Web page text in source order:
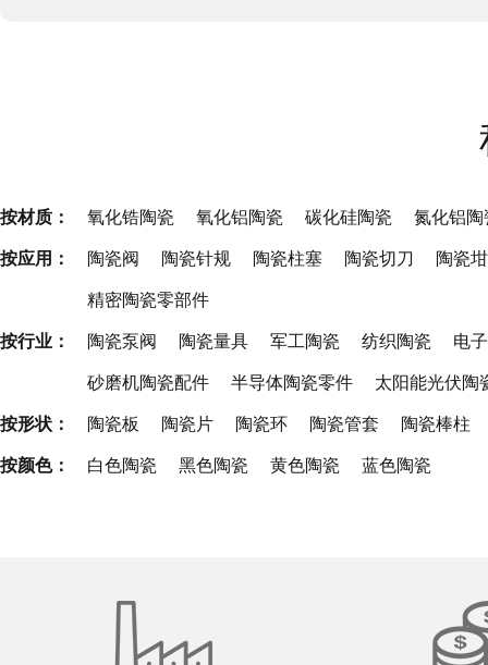
按材质： 氧化锆陶瓷 氧化铝陶瓷 碳化硅陶瓷 氮化铝陶
按应用： 陶瓷阀 陶瓷针规 陶瓷柱塞 陶瓷切刀 陶瓷
精密陶瓷零部件
按行业： 陶瓷泵阀 陶瓷量具 军工陶瓷 纺织陶瓷 电
砂磨机陶瓷配件 半导体陶瓷零件 太阳能光伏陶
按形状： 陶瓷板 陶瓷片 陶瓷环 陶瓷管套 陶瓷棒柱
按颜色： 白色陶瓷 黑色陶瓷 黄色陶瓷 蓝色陶瓷